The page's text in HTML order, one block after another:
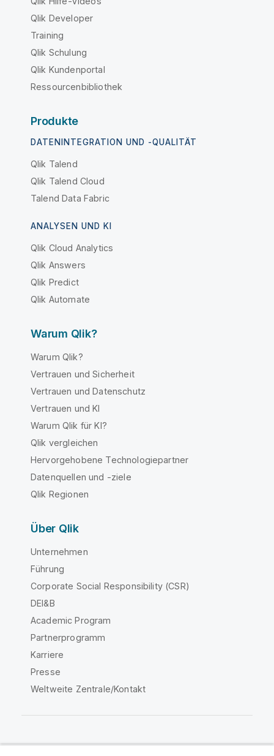
Qlik Developer
Training
Qlik Schulung
Qlik Kundenportal
Ressourcenbibliothek
Produkte
DATENINTEGRATION UND -QUALITÄT
Qlik Talend
Qlik Talend Cloud
Talend Data Fabric
ANALYSEN UND KI
Qlik Cloud Analytics
Qlik Answers
Qlik Predict
Qlik Automate
Warum Qlik?
Warum Qlik?
Vertrauen und Sicherheit
Vertrauen und Datenschutz
Vertrauen und KI
Warum Qlik für KI?
Qlik vergleichen
Hervorgehobene Technologiepartner
Datenquellen und -ziele
Qlik Regionen
Über Qlik
Unternehmen
Führung
Corporate Social Responsibility (CSR)
DEI&B
Academic Program
Partnerprogramm
Karriere
Presse
Weltweite Zentrale/Kontakt